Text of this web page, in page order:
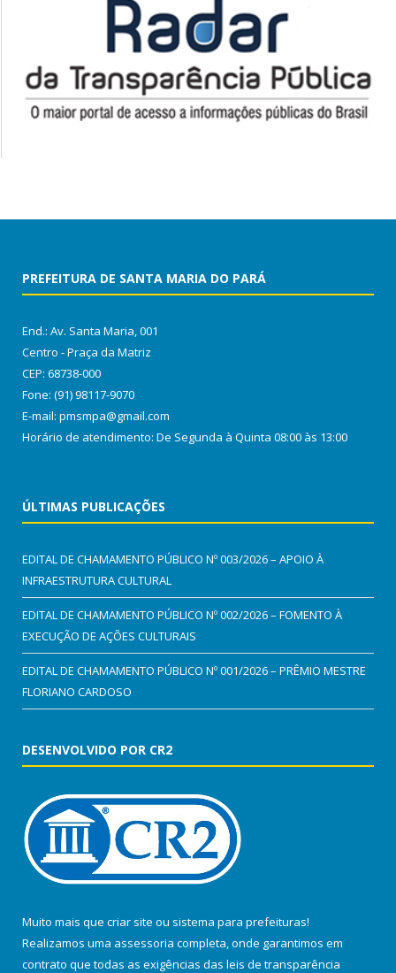
PREFEITURA DE SANTA MARIA DO PARÁ
End.: Av. Santa Maria, 001
Centro - Praça da Matriz
CEP: 68738-000
Fone: (91) 98117-9070
E-mail: pmsmpa@gmail.com
Horário de atendimento: De Segunda à Quinta 08:00 às 13:00
ÚLTIMAS PUBLICAÇÕES
EDITAL DE CHAMAMENTO PÚBLICO Nº 003/2026 – APOIO À
INFRAESTRUTURA CULTURAL
EDITAL DE CHAMAMENTO PÚBLICO Nº 002/2026 – FOMENTO À
EXECUÇÃO DE AÇÕES CULTURAIS
EDITAL DE CHAMAMENTO PÚBLICO Nº 001/2026 – PRÊMIO MESTRE
FLORIANO CARDOSO
DESENVOLVIDO POR CR2
Muito mais que criar site ou sistema para prefeituras!
Realizamos uma assessoria completa, onde garantimos em
contrato que todas as exigências das leis de transparência